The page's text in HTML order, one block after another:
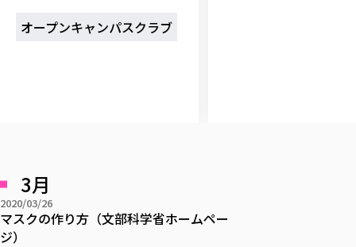
学部・学科等設置計画履行状況報告書
大学院
通信教育部
学びの特徴
ICT教育
教員紹介・業績
単独学内説明会のご案内
資格取得報奨制度について
卒業生の方
Prospective Students
共同研究等をご検討の皆様へ
東北福祉大学の紀要・リポジトリ
東北福祉大学オープンアクセス方針
産学・産学官連携
各種社会貢献活動の窓口
伝承講座「311『伝える／備える』次世代塾」
自治体・団体等との主な協定
研究所について
3月
2020/03/26
マスクの作り方（文部科学省ホームペー
ジ）